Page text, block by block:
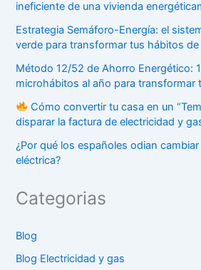
ineficiente de una vivienda
Estrategia Semáforo-Energía: el
verde para transformar tus hábitos
Método 12/52 de Ahorro Energético:
microhábitos al año para transformar
Cómo convertir tu casa en un
disparar la factura de electricidad y
¿Por qué los españoles odian
eléctrica?
Categorias
Blog
Blog Electricidad y gas